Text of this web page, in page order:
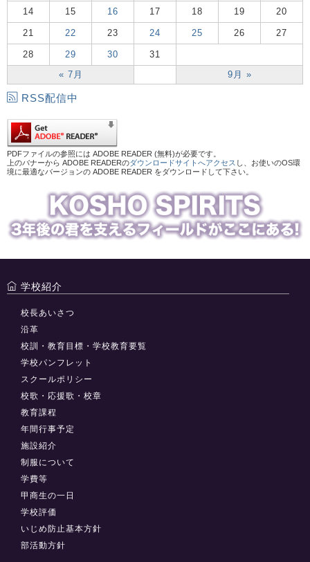
« 7月 9月 »
14 15 16 17 18 19 20
21 22 23 24 25 26 27
28 29 30 31
RSS配信中
PDFファイルの参照には ADOBE READER (無料)が必要です。
上のバナーから ADOBE READERのダウンロードサイトへアクセス し、お使いのOS環
境に最適なバージョンの ADOBE READER をダウンロードして下さい。
学校紹介
校長あいさつ
沿革
校訓・教育目標・学校教育要覧
学校パンフレット
スクールポリシー
校歌・応援歌・校章
教育課程
年間行事予定
施設紹介
制服について
学費等
甲商生の一日
学校評価
いじめ防止基本方針
部活動方針